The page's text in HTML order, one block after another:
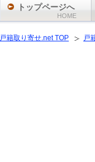
トップページへ
HOME
戸籍取り寄せ.net TOP 戸